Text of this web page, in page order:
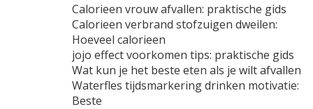
Calorieen vrouw afvallen: praktische gids
Calorieen verbrand stofzuigen dweilen:
Hoeveel calorieen
jojo effect voorkomen tips: praktische gids
Wat kun je het beste eten als je wilt afvallen
Waterfles tijdsmarkering drinken motivatie:
Beste